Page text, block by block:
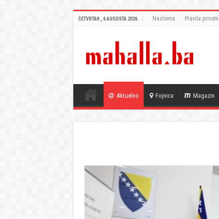
ČETVRTAK , 6 AUGUSTA 2026 Naslovna Pravila
Aktuelno Fojnica Magazin